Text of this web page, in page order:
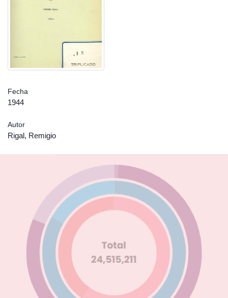
Fecha
1944
Autor
Rigal, Remigio